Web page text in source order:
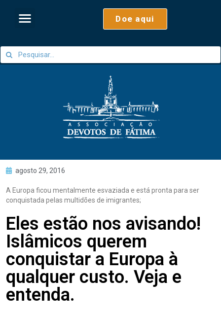
Doe aqui
agosto 29, 2016
A Europa ficou mentalmente esvaziada e está pronta para ser
conquistada pelas multidões de imigrantes;
Eles estão nos avisando!
Islâmicos querem
conquistar a Europa à
qualquer custo. Veja e
entenda.